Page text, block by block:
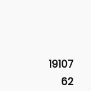
19107
62